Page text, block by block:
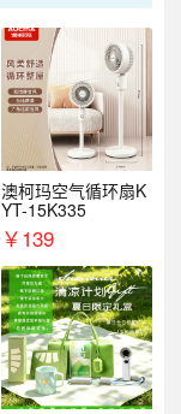
澳柯玛空气循环扇K
YT-15K335
￥139